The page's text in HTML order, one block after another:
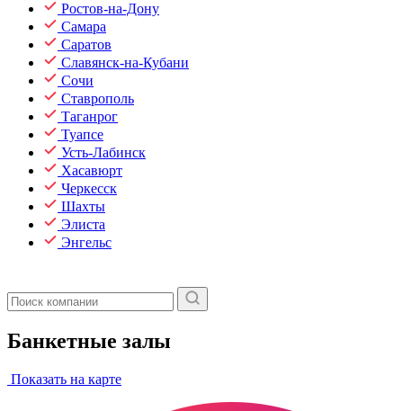
Ростов-на-Дону
Самара
Саратов
Славянск-на-Кубани
Сочи
Ставрополь
Таганрог
Туапсе
Усть-Лабинск
Хасавюрт
Черкесск
Шахты
Элиста
Энгельс
Банкетные залы
Показать на карте